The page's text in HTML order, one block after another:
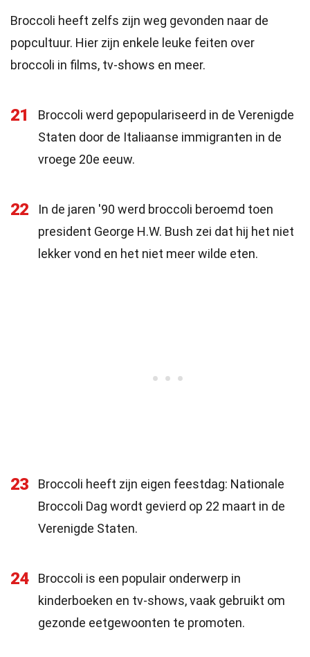
Broccoli heeft zelfs zijn weg gevonden naar de
popcultuur. Hier zijn enkele leuke feiten over
broccoli in films, tv-shows en meer.
21
Broccoli werd gepopulariseerd in de Verenigde
Staten door de Italiaanse immigranten in de
vroege 20e eeuw.
22
In de jaren '90 werd broccoli beroemd toen
president George H.W. Bush zei dat hij het niet
lekker vond en het niet meer wilde eten.
23
Broccoli heeft zijn eigen feestdag: Nationale
Broccoli Dag wordt gevierd op 22 maart in de
Verenigde Staten.
24
Broccoli is een populair onderwerp in
kinderboeken en tv-shows, vaak gebruikt om
gezonde eetgewoonten te promoten.